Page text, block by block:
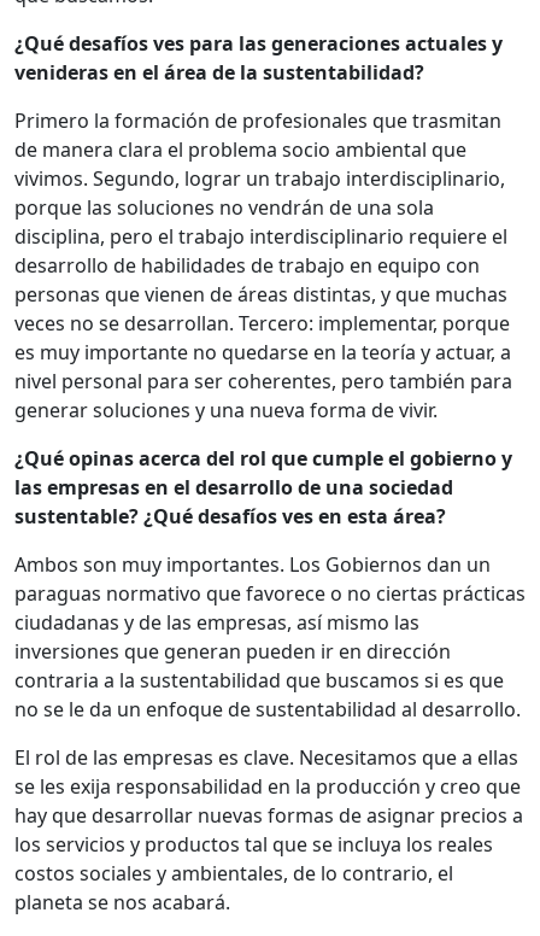
¿Qué desafíos ves para las generaciones actuales y
venideras en el área de la sustentabilidad?
Primero la formación de profesionales que trasmitan
de manera clara el problema socio ambiental que
vivimos. Segundo, lograr un trabajo interdisciplinario,
porque las soluciones no vendrán de una sola
disciplina, pero el trabajo interdisciplinario requiere el
desarrollo de habilidades de trabajo en equipo con
personas que vienen de áreas distintas, y que muchas
veces no se desarrollan. Tercero: implementar, porque
es muy importante no quedarse en la teoría y actuar, a
nivel personal para ser coherentes, pero también para
generar soluciones y una nueva forma de vivir.
¿Qué opinas acerca del rol que cumple el gobierno y
las empresas en el desarrollo de una sociedad
sustentable? ¿Qué desafíos ves en esta área?
Ambos son muy importantes. Los Gobiernos dan un
paraguas normativo que favorece o no ciertas prácticas
ciudadanas y de las empresas, así mismo las
inversiones que generan pueden ir en dirección
contraria a la sustentabilidad que buscamos si es que
no se le da un enfoque de sustentabilidad al desarrollo.
El rol de las empresas es clave. Necesitamos que a ellas
se les exija responsabilidad en la producción y creo que
hay que desarrollar nuevas formas de asignar precios a
los servicios y productos tal que se incluya los reales
costos sociales y ambientales, de lo contrario, el
planeta se nos acabará.